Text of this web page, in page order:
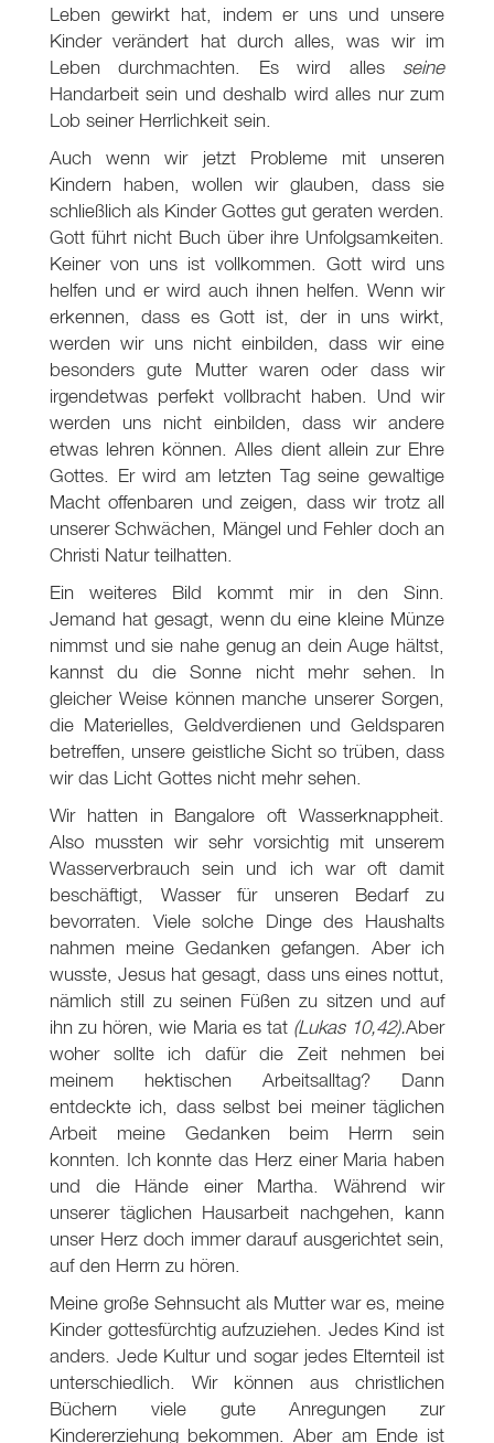
Leben gewirkt hat, indem er uns und unsere
Kinder verändert hat durch alles, was wir im
Leben durchmachten. Es wird alles seine
Handarbeit sein und deshalb wird alles nur zum
Lob seiner Herrlichkeit sein.
Auch wenn wir jetzt Probleme mit unseren
Kindern haben, wollen wir glauben, dass sie
schließlich als Kinder Gottes gut geraten werden.
Gott führt nicht Buch über ihre Unfolgsamkeiten.
Keiner von uns ist vollkommen. Gott wird uns
helfen und er wird auch ihnen helfen. Wenn wir
erkennen, dass es Gott ist, der in uns wirkt,
werden wir uns nicht einbilden, dass wir eine
besonders gute Mutter waren oder dass wir
irgendetwas perfekt vollbracht haben. Und wir
werden uns nicht einbilden, dass wir andere
etwas lehren können. Alles dient allein zur Ehre
Gottes. Er wird am letzten Tag seine gewaltige
Macht offenbaren und zeigen, dass wir trotz all
unserer Schwächen, Mängel und Fehler doch an
Christi Natur teilhatten.
Ein weiteres Bild kommt mir in den Sinn.
Jemand hat gesagt, wenn du eine kleine Münze
nimmst und sie nahe genug an dein Auge hältst,
kannst du die Sonne nicht mehr sehen. In
gleicher Weise können manche unserer Sorgen,
die Materielles, Geldverdienen und Geldsparen
betreffen, unsere geistliche Sicht so trüben, dass
wir das Licht Gottes nicht mehr sehen.
Wir hatten in Bangalore oft Wasserknappheit.
Also mussten wir sehr vorsichtig mit unserem
Wasserverbrauch sein und ich war oft damit
beschäftigt, Wasser für unseren Bedarf zu
bevorraten. Viele solche Dinge des Haushalts
nahmen meine Gedanken gefangen. Aber ich
wusste, Jesus hat gesagt, dass uns eines nottut,
nämlich still zu seinen Füßen zu sitzen und auf
ihn zu hören, wie Maria es tat (Lukas 10,42).Aber
woher sollte ich dafür die Zeit nehmen bei
meinem hektischen Arbeitsalltag? Dann
entdeckte ich, dass selbst bei meiner täglichen
Arbeit meine Gedanken beim Herrn sein
konnten. Ich konnte das Herz einer Maria haben
und die Hände einer Martha. Während wir
unserer täglichen Hausarbeit nachgehen, kann
unser Herz doch immer darauf ausgerichtet sein,
auf den Herrn zu hören.
Meine große Sehnsucht als Mutter war es, meine
Kinder gottesfürchtig aufzuziehen. Jedes Kind ist
anders. Jede Kultur und sogar jedes Elternteil ist
unterschiedlich. Wir können aus christlichen
Büchern viele gute Anregungen zur
Kindererziehung bekommen. Aber am Ende ist